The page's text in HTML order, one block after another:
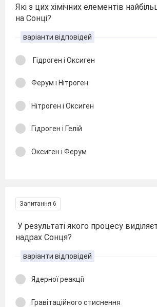
Які з цих хімічних елементів
на Сонці?
варіанти відповідей
Гідроген і Оксиген
Ферум і Нітроген
Нітроген і Оксиген
Гідроген і Гелій
Оксиген і Ферум
Запитання 6
У результаті якого процесу
надрах Сонця?
варіанти відповідей
Ядерної реакції
Гравітаційного стиснення